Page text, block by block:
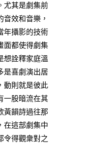
尤其是劇集前
效和音樂，
年攝影的技術
面都使得劇集
想詮釋家庭溫
是喜劇演出居
動則就是彼此
一股暗流在其
黃韻詩過往那
在這部劇集中
令得觀衆對之